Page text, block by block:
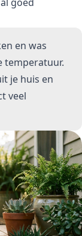
en was
temperatuur.
je huis en
veel